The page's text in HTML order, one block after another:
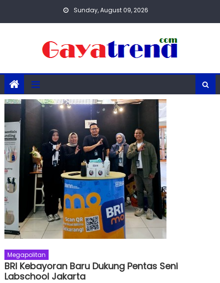
Sunday, August 09, 2026
Megapolitan
BRI Kebayoran Baru Dukung Pentas Seni
Labschool Jakarta